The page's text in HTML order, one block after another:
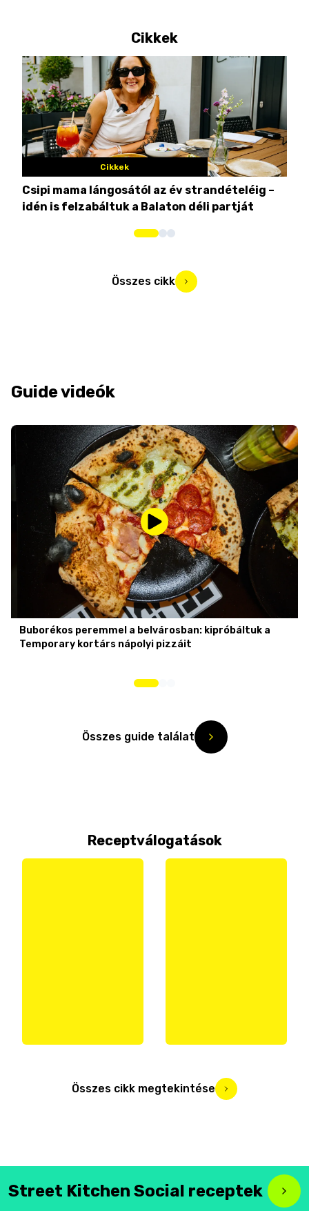
Cikkek
Cikkek
Csipi mama lángosától az év strandételéig –
idén is felzabáltuk a Balaton déli partját
Összes cikk
Guide videók
Buborékos peremmel a belvárosban: kipróbáltuk a
Temporary kortárs nápolyi pizzáit
Összes guide találat
Receptválogatások
Összes cikk megtekintése
Street Kitchen Social receptek